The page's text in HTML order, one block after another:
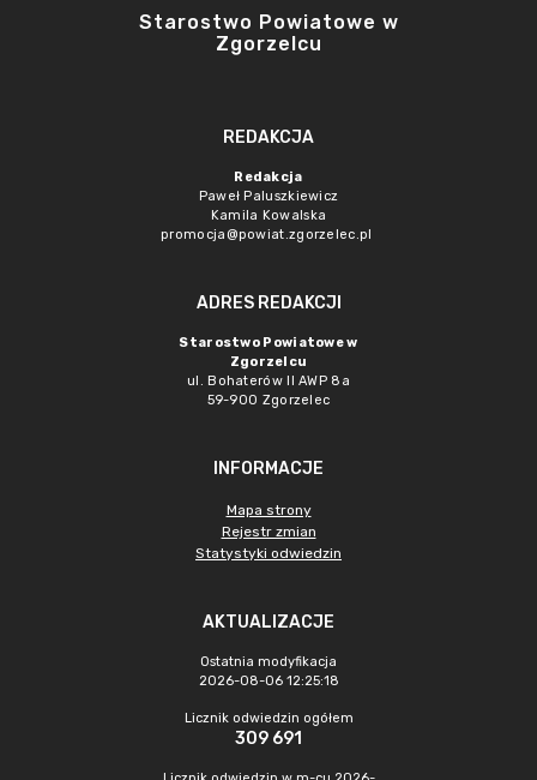
Starostwo Powiatowe w
Zgorzelcu
REDAKCJA
Redakcja
Paweł Paluszkiewicz
Kamila Kowalska
promocja@powiat.zgorzelec.pl
ADRES REDAKCJI
Starostwo Powiatowe w
Zgorzelcu
ul. Bohaterów II AWP 8a
59-900 Zgorzelec
INFORMACJE
Mapa strony
Rejestr zmian
Statystyki odwiedzin
AKTUALIZACJE
Ostatnia modyfikacja
2026-08-06 12:25:18
Licznik odwiedzin ogółem
309 691